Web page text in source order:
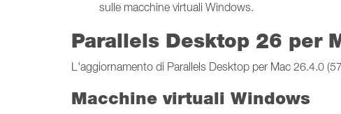
sulle macchine virtuali Windows.
Parallels Desktop 26 per
L'aggiornamento di Parallels Desktop per Mac 26.4.0
Macchine virtuali Windows